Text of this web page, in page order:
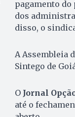
pagamento do
dos
disso, o
A Assembleia
Sintego de
O Jornal
até o